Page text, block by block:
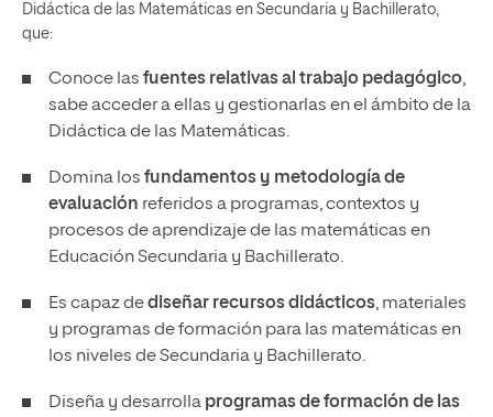
Didáctica de las Matemáticas en Secundaria y Bachillerato,
que:
Conoce las fuentes relativas al trabajo pedagógico,
sabe acceder a ellas y gestionarlas en el ámbito de la
Didáctica de las Matemáticas.
Domina los fundamentos y metodología de
evaluación referidos a programas, contextos y
procesos de aprendizaje de las matemáticas en
Educación Secundaria y Bachillerato.
Es capaz dediseñar recursos didácticos, materiales
y programas de formación para las matemáticas en
los niveles de Secundaria y Bachillerato.
Diseña y desarrolla programas de formación de las